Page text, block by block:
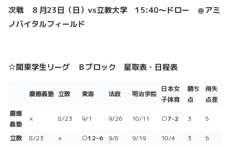
次戦 ８月23日（日）vs立教大学 15:40～ドロー ＠アミ
ノバイタルフィールド
☆関東学生リーグ Ｂブロック 星取表・日程表
慶應義塾 立教 東海 法政 明治学院
日本女
子体育
勝ち
点
得失
点差
慶應
義塾
× 8/23 9/1 9/26 10/11 ○7-2 3 5
立教 8/23 × ○12-6 9/8 9/19 10/4 3 6